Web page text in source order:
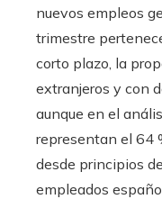
nuevos empleos
trimestre
corto plazo, la
extranjeros y con
aunque en el
representan el 64
desde principios
empleados